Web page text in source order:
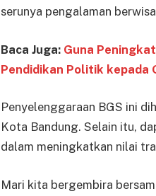
serunya pengalaman
Baca Juga: Guna
Pendidikan Politik kepada
Penyelenggaraan BGS ini
Kota Bandung. Selain itu,
dalam meningkatkan nilai
Mari kita bergembira